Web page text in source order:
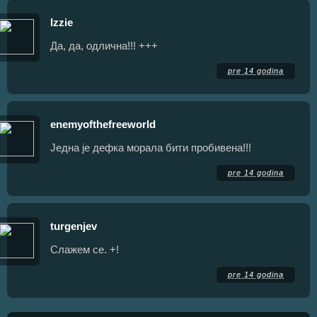
Izzie
Да, да, одлична!!! +++
pre 14 godina
enemyofthefreeworld
Једна је дефка морала бити пробивена!!!
pre 14 godina
turgenjev
Слажем се. +!
pre 14 godina